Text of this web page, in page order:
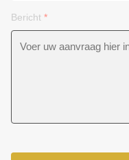
Bericht *